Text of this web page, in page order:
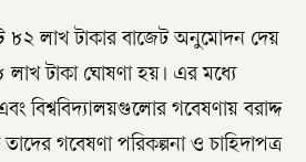
৮২ লাখ টাকার বাজেট অনুমোদন দেয়
টাকা ঘোষণা হয়। এর মধ্যে
বিশ্ববিদ্যালয়গুলোর গবেষণায় বরাদ্দ
গবেষণা পরিকল্পনা ও চাহিদাপত্র